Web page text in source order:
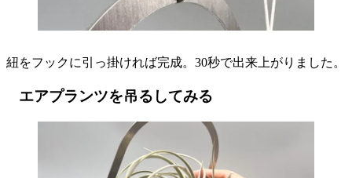
紐をフックに引っ掛ければ完成。30秒で出来上がりました。
エアプランツを吊るしてみる